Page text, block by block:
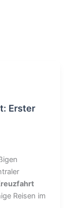
Erster
Reisen im